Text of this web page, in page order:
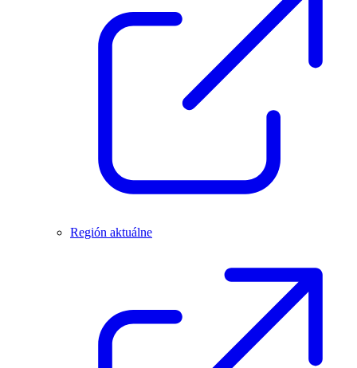
Región aktuálne